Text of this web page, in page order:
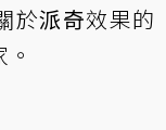
於派奇效果的